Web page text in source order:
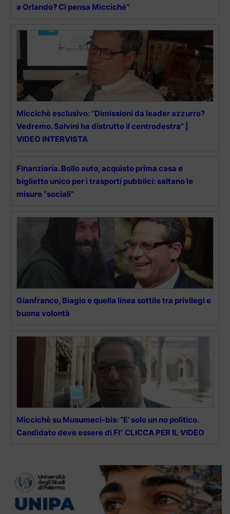
a Orlando? Ci pensa Micciché”
Miccichè esclusivo: “Dimissioni da leader azzurro?
Vedremo. Salvini ha distrutto il centrodestra” |
VIDEO INTERVISTA
Finanziaria. Bollo auto, acquisto prima casa e
biglietto unico per i trasporti pubblici: saltano le
misure “sociali”
Gianfranco, Biagio e quella linea sottile tra privilegi e
buona volontà
Miccichè su Musumeci-bis: “E’ solo un no politico.
Candidato deve essere di FI” CLICCA PER IL VIDEO